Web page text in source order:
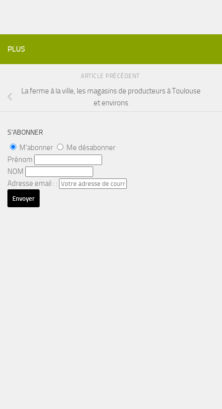
PLUS
ARTICLE PRÉCÉDENT
La ferme à la ville, les magasins de producteurs à Toulouse
et environs
S’ABONNER
M'abonner
Me désabonner
Prénom
NOM
Adresse email : :